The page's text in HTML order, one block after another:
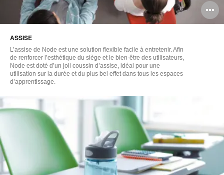
ASSISE
L’assise de Node est une solution flexible facile à entretenir. Afin
de renforcer l’esthétique du siège et le bien-être des utilisateurs,
Node est doté d’un joli coussin d’assise, idéal pour une
utilisation sur la durée et du plus bel effet dans tous les espaces
d’apprentissage.